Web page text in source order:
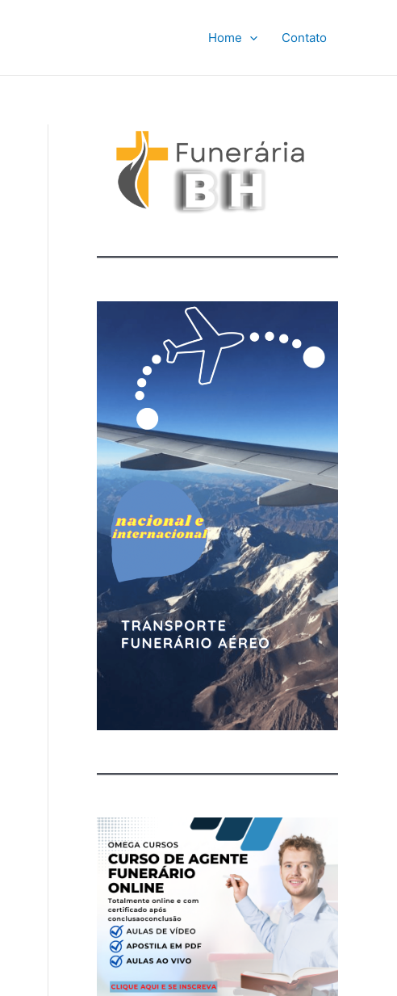
Home Contato